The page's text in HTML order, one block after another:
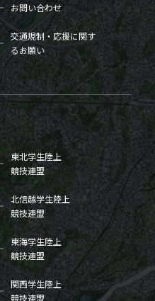
お問い合わせ
交通規制・応援に関す
るお願い
東北学生陸上
競技連盟
北信越学生陸上
競技連盟
東海学生陸上
競技連盟
関西学生陸上
競技連盟